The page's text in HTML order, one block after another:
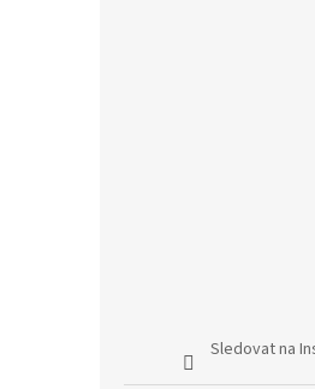
Sledovat na